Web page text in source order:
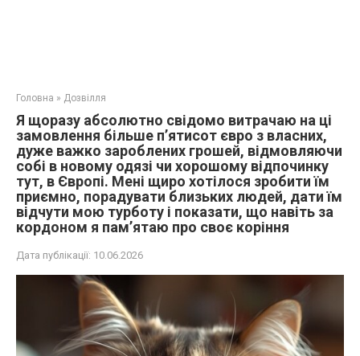
Головна » Дозвілля
Я щоразу абсолютно свідомо витрачаю на ці
замовлення більше п’ятисот євро з власних,
дуже важко зароблених грошей, відмовляючи
собі в новому одязі чи хорошому відпочинку
тут, в Європі. Мені щиро хотілося зробити їм
приємно, порадувати близьких людей, дати їм
відчути мою турботу і показати, що навіть за
кордоном я пам’ятаю про своє коріння
Дата публікації: 10.06.2026